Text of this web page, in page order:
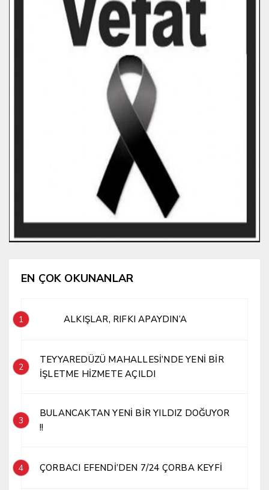
EN ÇOK OKUNANLAR
1 ALKIŞLAR, RIFKI APAYDIN’A
2
TEYYAREDÜZÜ MAHALLESİ’NDE YENİ BİR
İŞLETME HİZMETE AÇILDI
3
BULANCAKTAN YENİ BİR YILDIZ DOĞUYOR
!!
4 ÇORBACI EFENDİ’DEN 7/24 ÇORBA KEYFİ